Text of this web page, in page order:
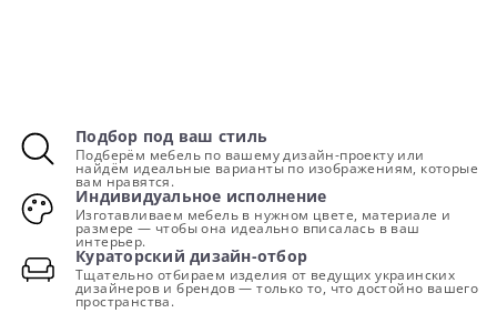
Подбор под ваш стиль
Подберём мебель по вашему дизайн-проекту или
найдём идеальные варианты по изображениям, которые
вам нравятся.
Индивидуальное исполнение
Изготавливаем мебель в нужном цвете, материале и
размере — чтобы она идеально вписалась в ваш
интерьер.
Кураторский дизайн-отбор
Тщательно отбираем изделия от ведущих украинских
дизайнеров и брендов — только то, что достойно вашего
пространства.